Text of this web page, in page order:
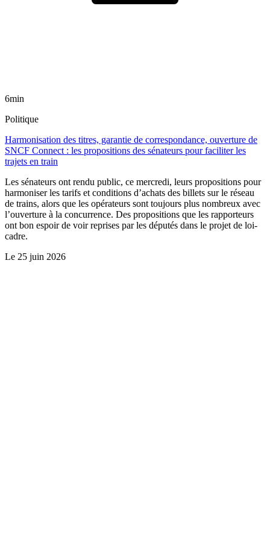
6min
Politique
Harmonisation des titres, garantie de correspondance, ouverture de
SNCF Connect : les propositions des sénateurs pour faciliter les
trajets en train
Les sénateurs ont rendu public, ce mercredi, leurs propositions pour
harmoniser les tarifs et conditions d’achats des billets sur le réseau
de trains, alors que les opérateurs sont toujours plus nombreux avec
l’ouverture à la concurrence. Des propositions que les rapporteurs
ont bon espoir de voir reprises par les députés dans le projet de loi-
cadre.
Le 25 juin 2026